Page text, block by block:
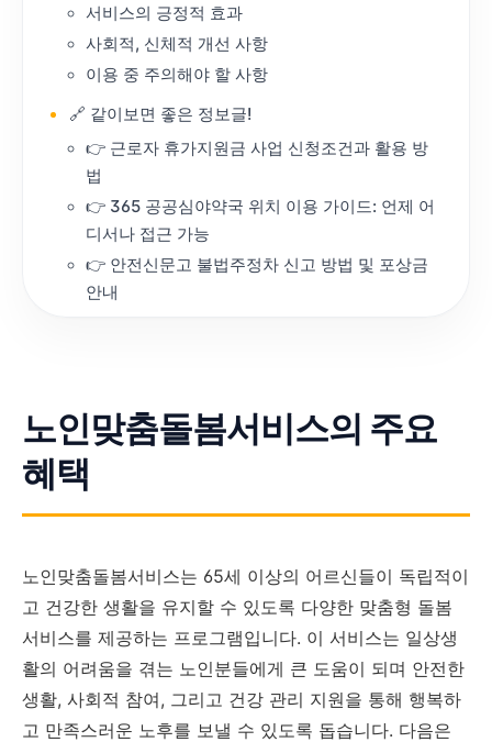
서비스의 긍정적 효과
사회적, 신체적 개선 사항
이용 중 주의해야 할 사항
🔗 같이보면 좋은 정보글!
👉 근로자 휴가지원금 사업 신청조건과 활용 방
법
👉 365 공공심야약국 위치 이용 가이드: 언제 어
디서나 접근 가능
👉 안전신문고 불법주정차 신고 방법 및 포상금
안내
노인맞춤돌봄서비스의 주요
혜택
노인맞춤돌봄서비스는 65세 이상의 어르신들이 독립적이
고 건강한 생활을 유지할 수 있도록 다양한 맞춤형 돌봄
서비스를 제공하는 프로그램입니다. 이 서비스는 일상생
활의 어려움을 겪는 노인분들에게 큰 도움이 되며 안전한
생활, 사회적 참여, 그리고 건강 관리 지원을 통해 행복하
고 만족스러운 노후를 보낼 수 있도록 돕습니다. 다음은